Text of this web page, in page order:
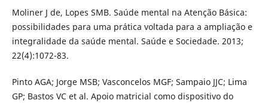
Moliner J de, Lopes SMB. Saúde mental na Atenção Básica:
possibilidades para uma prática voltada para a ampliação e
integralidade da saúde mental. Saúde e Sociedade. 2013;
22(4):1072-83.
Pinto AGA; Jorge MSB; Vasconcelos MGF; Sampaio JJC; Lima
GP; Bastos VC et al. Apoio matricial como dispositivo do